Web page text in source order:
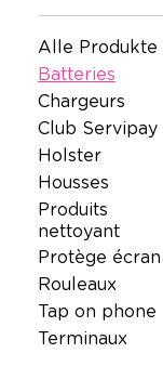
Alle Produkte
Batteries
Chargeurs
Club Servipay
Holster
Housses
Produits
nettoyant
Protège écran
Rouleaux
Tap on phone
Terminaux